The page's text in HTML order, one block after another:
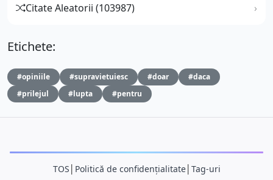
Citate Aleatorii (103987)
Etichete:
#opiniile #supravietuiesc #doar
#daca
#prilejul
#lupta #pentru
TOS Politică de confidențialitate│ Tag-uri